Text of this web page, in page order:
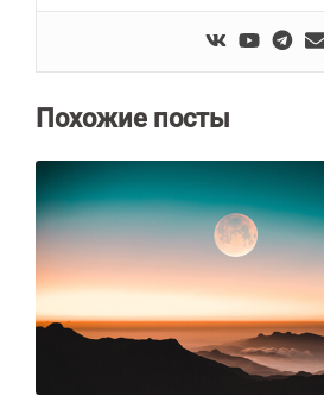
Похожие посты